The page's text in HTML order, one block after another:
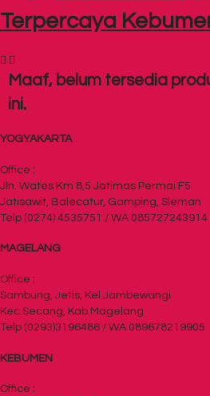
Terpercaya
Maaf, belum tersedia
ini.
YOGYAKARTA
Office :
Jln. Wates Km 8,5 Jatimas Permai F5
Jatisawit, Balecatur, Gamping, Sleman
Telp (0274) 4535751 / WA 085727243914
MAGELANG
Office :
Sambung, Jetis, Kel.Jambewangi
Kec.Secang, Kab.Magelang
Telp (0293)3196486 / WA 089678219905
KEBUMEN
Office :